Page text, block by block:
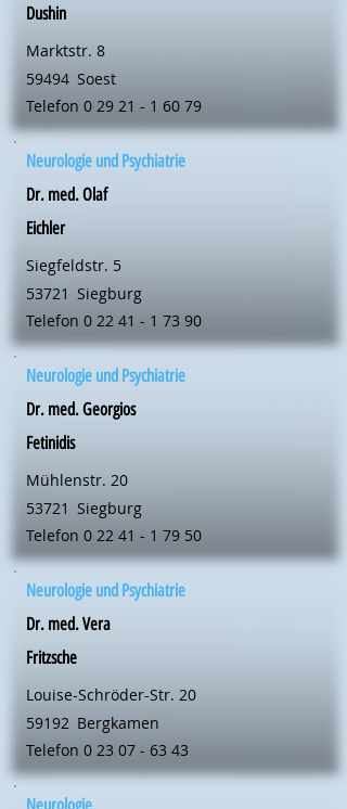
Dushin
Marktstr. 8
59494 Soest
Telefon 0 29 21 - 1 60 79
Neurologie und Psychiatrie
Dr. med. Olaf
Eichler
Siegfeldstr. 5
53721 Siegburg
Telefon 0 22 41 - 1 73 90
Neurologie und Psychiatrie
Dr. med. Georgios
Fetinidis
Mühlenstr. 20
53721 Siegburg
Telefon 0 22 41 - 1 79 50
Neurologie und Psychiatrie
Dr. med. Vera
Fritzsche
Louise-Schröder-Str. 20
59192 Bergkamen
Telefon 0 23 07 - 63 43